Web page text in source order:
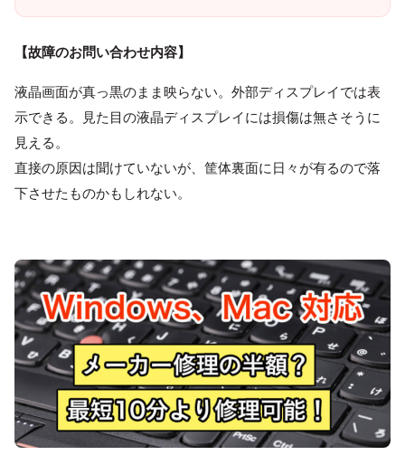
【故障のお問い合わせ内容】
液晶画面が真っ黒のまま映らない。外部ディスプレイでは表
示できる。見た目の液晶ディスプレイには損傷は無さそうに
見える。
直接の原因は聞けていないが、筐体裏面に日々が有るので落
下させたものかもしれない。